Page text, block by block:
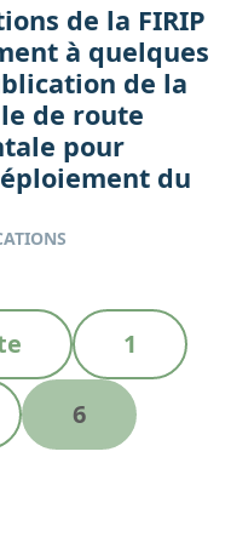
de la FIRIP
à quelques
de la
de route
pour
du
P
a
g
e
1
P
a
6